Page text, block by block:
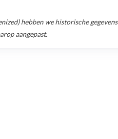
hebben we historische gegevens
aangepast.